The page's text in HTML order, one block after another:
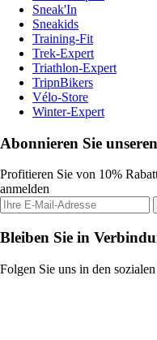
Sneak'In
Sneakids
Training-Fit
Trek-Expert
Triathlon-Expert
TripnBikers
Vélo-Store
Winter-Expert
Abonnieren Sie
Profitieren Sie von 10%
anmelden
Bleiben Sie in
Folgen Sie uns in den